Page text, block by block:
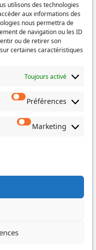
utilisons des technologies
aux informations des
nous permettra de
de navigation ou les ID
ou de retirer son
certaines caractéristiques
Toujours activé
Préférences
Marketing
de naissance et/ou